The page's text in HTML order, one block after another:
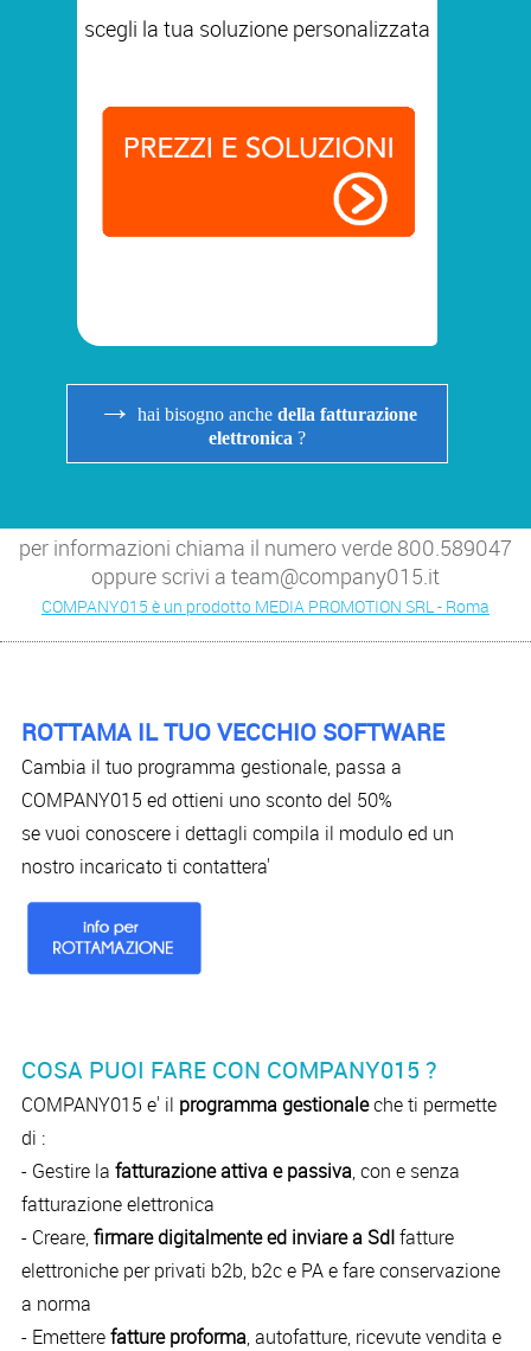
scegli la tua soluzione personalizzata
→ hai bisogno anche della fatturazione
elettronica ?
per informazioni chiama il numero verde 800.589047
oppure scrivi a team@company015.it
COMPANY015 è un prodotto MEDIA PROMOTION SRL - Roma
ROTTAMA IL TUO VECCHIO SOFTWARE
Cambia il tuo programma gestionale, passa a
COMPANY015 ed ottieni uno sconto del 50%
se vuoi conoscere i dettagli compila il modulo ed un
nostro incaricato ti contattera'
COSA PUOI FARE CON COMPANY015 ?
COMPANY015 e' il programma gestionaleche ti permette
di :
- Gestire la fatturazione attiva e passiva, con e senza
fatturazione elettronica
- Creare,firmare digitalmente ed inviare a SdIfatture
elettroniche per privati b2b, b2c e PA e fare conservazione
a norma
- Emetterefatture proforma, autofatture, ricevute vendita e